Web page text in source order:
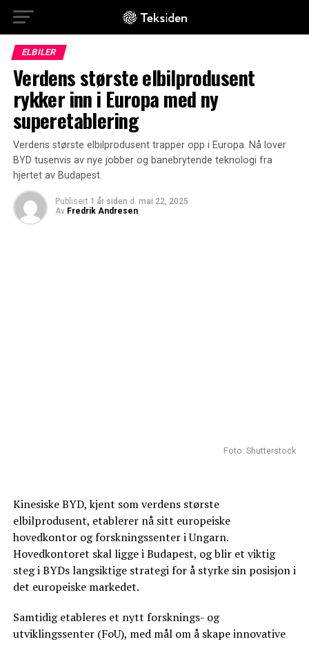
ELBILER
Verdens største elbilprodusent
rykker inn i Europa med ny
superetablering
Verdens største elbilprodusent trapper opp i Europa. Nå lover
BYD tusenvis av nye jobber og banebrytende teknologi fra
hjertet av Budapest.
Publisert 1 år siden d. mai 22, 2025
Av Fredrik Andresen
Foto: Shutterstock
Kinesiske BYD, kjent som verdens største
elbilprodusent, etablerer nå sitt europeiske
hovedkontor og forskningssenter i Ungarn.
Hovedkontoret skal ligge i Budapest, og blir et viktig
steg i BYDs langsiktige strategi for å styrke sin posisjon i
det europeiske markedet.
Samtidig etableres et nytt forsknings- og
utviklingssenter (FoU), med mål om å skape innovative